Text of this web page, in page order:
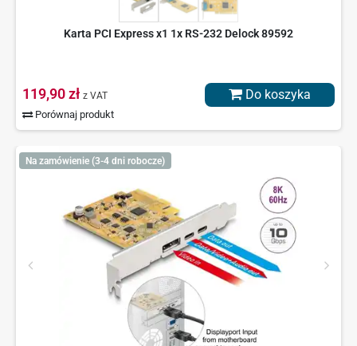
Karta PCI Express x1 1x RS-232 Delock 89592
119,90 zł z VAT
Porównaj produkt
Do koszyka
Na zamówienie (3-4 dni robocze)